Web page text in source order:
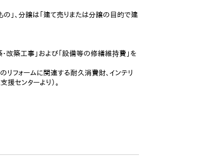
」、分譲は「建て売りまたは分譲の目的で建
改築工事」および「設備等の修繕維持費」を
リフォームに関連する耐久消費財、インテリ
センターより）。